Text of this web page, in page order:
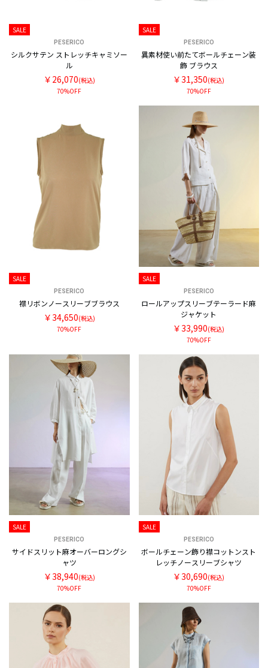
SALE
PESERICO
シルクサテン ストレッチキャミソー
ル
￥26,070(税込)
70%OFF
SALE
PESERICO
異素材使い前たてボールチェーン装
飾 ブラウス
￥31,350(税込)
70%OFF
SALE
PESERICO
襟リボンノースリーブブラウス
￥34,650(税込)
70%OFF
SALE
PESERICO
ロールアップスリーブテーラード麻
ジャケット
￥33,990(税込)
70%OFF
SALE
PESERICO
サイドスリット麻オーバーロングシ
ャツ
￥38,940(税込)
70%OFF
SALE
PESERICO
ボールチェーン飾り襟コットンスト
レッチノースリーブシャツ
￥30,690(税込)
70%OFF